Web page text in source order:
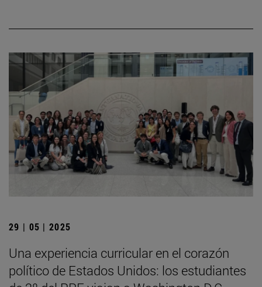
29 | 05 | 2025
Una experiencia curricular en el corazón
político de Estados Unidos: los estudiantes